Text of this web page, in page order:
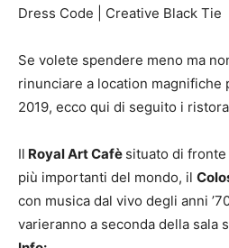
Dress Code | Creative Black Tie
Se volete spendere meno ma
rinunciare a location magnifiche
2019, ecco qui di seguito i
Il Royal Art Cafè situato di
più importanti del mondo, il
con musica dal vivo degli anni
varieranno a seconda della sala